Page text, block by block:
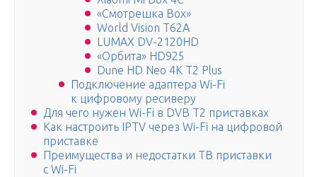
«Смотрешка Box»
World Vision T62A
LUMAX DV-2120HD
«Орбита» HD925
Dune HD Neo 4K T2 Plus
Подключение адаптера Wi-Fi
к цифровому ресиверу
Для чего нужен Wi-Fi в DVB T2 приставках
Как настроить IPTV через Wi-Fi на цифровой
приставке
Преимущества и недостатки ТВ приставки
с Wi-Fi